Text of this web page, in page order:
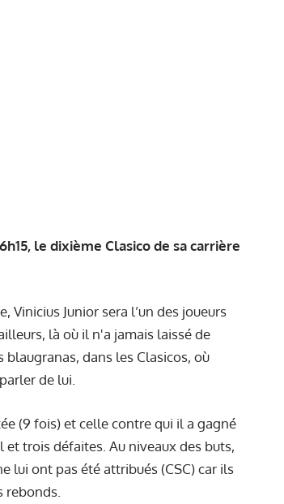
le dixième Clasico de sa carrière
Vinicius Junior sera l’un des joueurs
là où il n'a jamais laissé de
dans les Clasicos, où
de lui.
(9 fois) et celle contre qui il a gagné
trois défaites. Au niveaux des buts,
lui ont pas été attribués (CSC) car ils
rebonds.